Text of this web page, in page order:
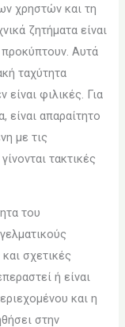
χρηστών και τη
ζητήματα είναι
Αυτά
ταχύτητα
φιλικές. Για
είναι απαραίτητο
με τις
τακτικές
του
σχετικές
ή είναι
και η
στην